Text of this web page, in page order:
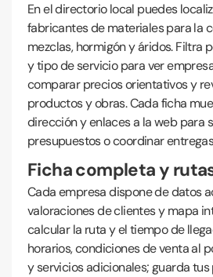
En el directorio local puedes
fabricantes de materiales para la
mezclas, hormigón y áridos. Filtra
y tipo de servicio para ver
comparar precios orientativos y
productos y obras. Cada ficha
dirección y enlaces a la web para
presupuestos o coordinar
Ficha completa y
Cada empresa dispone de datos
valoraciones de clientes y mapa
calcular la ruta y el tiempo de
horarios, condiciones de venta al
y servicios adicionales; guarda